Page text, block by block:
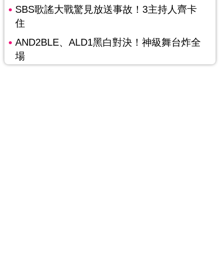
SBS歌謠大戰驚見放送事故！3主持人齊卡
住
AND2BLE、ALD1黑白對決！神級舞台炸全
場